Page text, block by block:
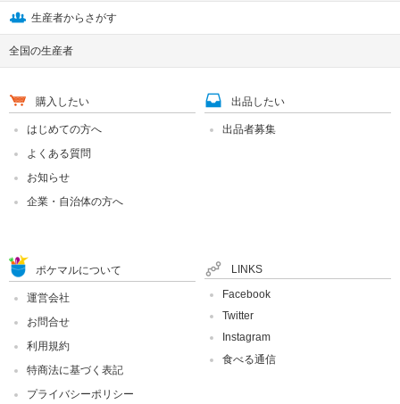
生産者からさがす
全国の生産者
購入したい
はじめての方へ
よくある質問
お知らせ
企業・自治体の方へ
出品したい
出品者募集
ポケマルについて
運営会社
お問合せ
利用規約
特商法に基づく表記
プライバシーポリシー
LINKS
Facebook
Twitter
Instagram
食べる通信